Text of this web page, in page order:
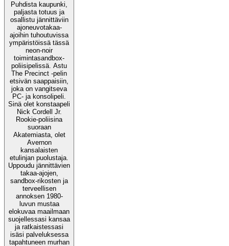
Puhdista kaupunki,
paljasta totuus ja
osallistu jännittäviin
ajoneuvotakaa-
ajoihin tuhoutuvissa
ympäristöissä tässä
neon-noir
toimintasandbox-
poliisipelissä. Astu
The Precinct -pelin
etsivän saappaisiin,
joka on vangitseva
PC- ja konsolipeli.
Sinä olet konstaapeli
Nick Cordell Jr.
Rookie-poliisina
suoraan
Akatemiasta, olet
Avernon
kansalaisten
etulinjan puolustaja.
Uppoudu jännittävien
takaa-ajojen,
sandbox-rikosten ja
terveellisen
annoksen 1980-
luvun mustaa
elokuvaa maailmaan
suojellessasi kansaa
ja ratkaistessasi
isäsi palveluksessa
tapahtuneen murhan